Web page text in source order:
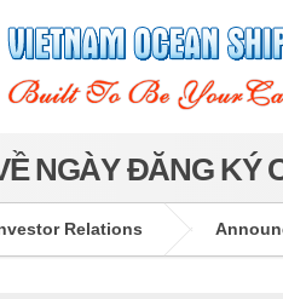
NGÀY ĐĂNG KÝ
Relations